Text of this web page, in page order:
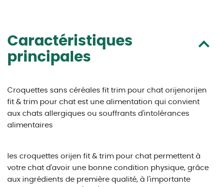
Caractéristiques
principales
Croquettes sans céréales fit trim pour chat orijenorijen
fit & trim pour chat est une alimentation qui convient
aux chats allergiques ou souffrants d'intolérances
alimentaires
les croquettes orijen fit & trim pour chat permettent à
votre chat d'avoir une bonne condition physique, grâce
aux ingrédients de première qualité, à l'importante